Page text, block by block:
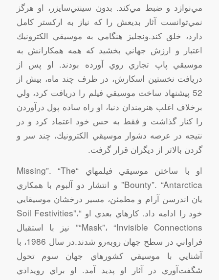
مي‌نوازد و ضبط‌ مي‌كند. بدون‌ سينتي‌سايزر، او هرگز
نمي‌توانست‌ آثار بديعش‌ را كه‌ نياز به‌ اركستر كامل‌
دارد، خلق‌ كند.ونجليز هنگامي‌ به‌ موسيقي‌ الكترونيك‌
اعتبار و ارزش‌ جهاني‌ بخشيد كه‌ همه‌ همكارانش‌ به‌
موسيقي‌ پاپ‌ تجاري‌ روي‌ آورده‌ بودند. او پس‌ از
دريافت‌ نخستين‌ اسكارش‌، در ظرف‌ چند ماه‌، بيش‌ از
52 پيشنهاد ساخت‌ موسيقي‌ فيلم‌ را دريافت‌ كرد، ولي‌
برخلاف‌ اغلب‌ هنرمندان‌ دنيا، او راه‌ ساده‌ پول‌ درآوردن‌
را كنار گذاشت‌ و فقط‌ به‌ حس‌ خود اعتماد كرد و در
نتيجه‌ در عرصه‌ دشوار موسيقي‌ الكترونيك‌، چند سر و
گردن‌ بالاتر از ديگران‌ قرار گرفت‌.
او با ساختن‌ موسيقي‌ فيلمهاي‌ “Missing”. “The
Bounty”. “Antarctica” و انتشار دو آلبوم‌ با همكاري‌
يان‌ اندرسن آرام‌ و مطمئن‌، مسير درخشان‌ موسيقايي‌
خود را ادامه‌ داد. كارهاي‌ بعدي‌ او “Soil Festivities”،
“Mask”، “Invisible Connections” نيز با استقبال‌
فراواني‌ در سطح‌ جهان‌ روبه‌رو شدند.در سال‌ 1986، با
آشنايي‌ با موسيقي‌ كشورهاي‌ جهان‌ سوم‌ تحول‌
شگفت‌آوري‌ در آثار او پديد آمد. او براي‌ رويدادي‌